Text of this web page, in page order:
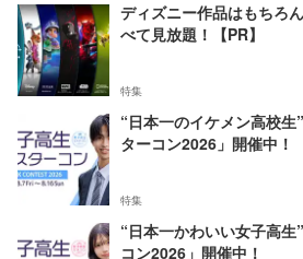
ディズニー作品はもちろ
べて見放題！【PR】
特集
“日本一のイケメン高校
ターコン2026」開催中！
特集
“日本一かわいい女子高
コン2026」開催中！